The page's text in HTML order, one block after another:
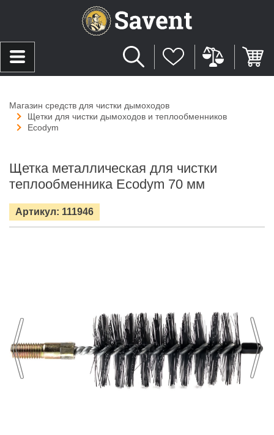
Магазин средств для чистки дымоходов
Щетки для чистки дымоходов и теплообменников
Ecodym
Щетка металлическая для чистки
теплообменника Ecodym 70 мм
Артикул: 111946